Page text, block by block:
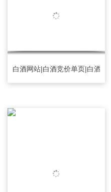
白酒网站|白酒竞价单页|白酒